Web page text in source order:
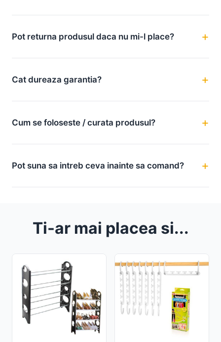
Pot returna produsul daca nu mi-l place?
Cat dureaza garantia?
Cum se foloseste / curata produsul?
Pot suna sa intreb ceva inainte sa comand?
Ti-ar mai placea si...